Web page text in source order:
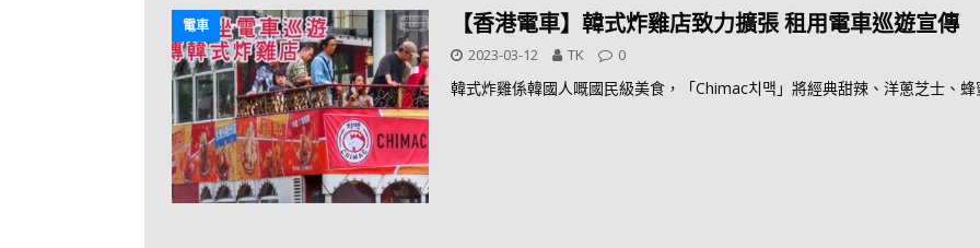
電車 【香港電車】韓式炸雞店致力擴張 租用電車巡遊宣傳
2023-03-12 TK 0
韓式炸雞係韓國人嘅國民級美食，「Chimac치맥」將經典甜辣、洋蔥芝士、